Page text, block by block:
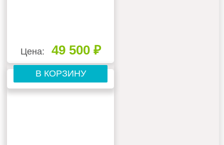
Цена: 49 500 ₽
В КОРЗИНУ